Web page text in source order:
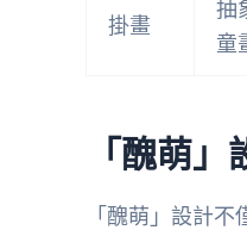
掛畫
抽
童
「醜萌
「醜萌」設計